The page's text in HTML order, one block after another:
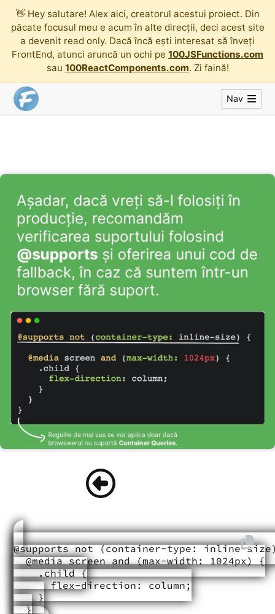
👋 Hey salutare! Alex aici, creatorul acestui proiect. Din
păcate focusul meu e acum în alte direcții, deci acest site
a devenit read only. Dacă încă ești interesat să înveți
FrontEnd, atunci aruncă un ochi pe 100JSFunctions.com
sau 100ReactComponents.com. Zi faină!
Nav
@supports not (container-type: inline-
  @media screen and (max-width: 1024px) {
    .child {
      flex-direction: column;
    }
  }